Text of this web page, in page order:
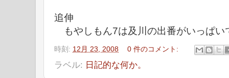
追伸
もやしもん7は及川の出番がいっぱい
時刻: 12月 23, 2008 0 件のコメント:
ラベル: 日記的な何か。